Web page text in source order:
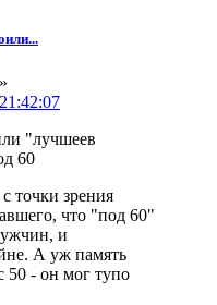
"лучшеев
60
точки зрения
что "под 60"
и
А уж память
50 - он мог тупо